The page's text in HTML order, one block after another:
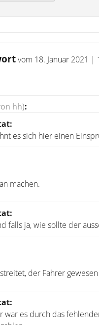
vom 18. Januar 2021 |
hh):
es sich hier einen
machen.
falls ja, wie sollte der
der Fahrer
war es durch das